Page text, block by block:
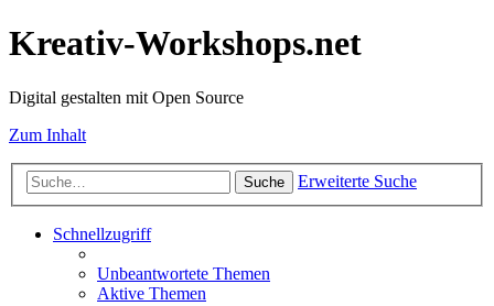
Kreativ-Workshops.net
Digital gestalten mit Open Source
Zum Inhalt
Suche Erweiterte Suche
Schnellzugriff
Unbeantwortete Themen
Aktive Themen